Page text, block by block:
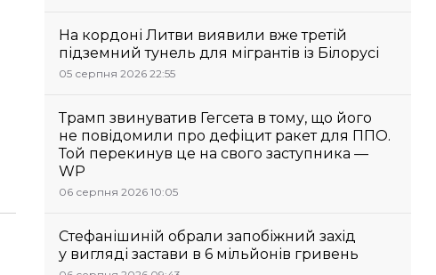
На кордоні Литви виявили вже третій
підземний тунель для мігрантів із Білорусі
05 серпня 2026 22:55
Трамп звинуватив Гегсета в тому, що його
не повідомили про дефіцит ракет для ППО.
Той перекинув це на свого заступника —
WP
06 серпня 2026 10:05
Стефанішиній обрали запобіжний захід
у вигляді застави в 6 мільйонів гривень